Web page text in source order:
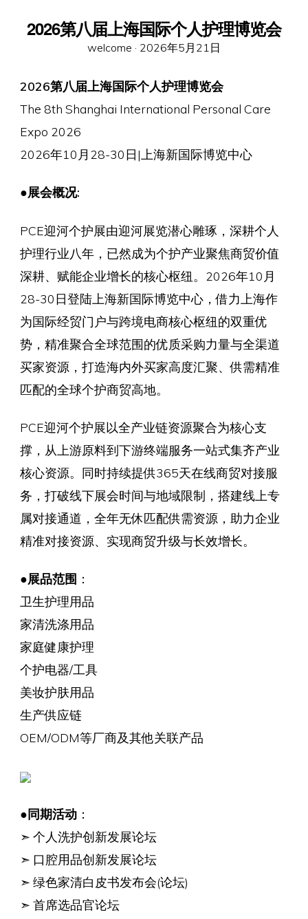
2026第八届上海国际个人护理博览会
welcome · Posted
2026年5月21日
2026第八届上海国际个人护理博览会
The 8th Shanghai International Personal Care
Expo 2026
2026年10月28-30日|上海新国际博览中心
●展会概况:
PCE迎河个护展由迎河展览潜心雕琢，深耕个人
护理行业八年，已然成为个护产业聚焦商贸价值
深耕、赋能企业增长的核心枢纽。2026年10月
28-30日登陆上海新国际博览中心，借力上海作
为国际经贸门户与跨境电商核心枢纽的双重优
势，精准聚合全球范围的优质采购力量与全渠道
买家资源，打造海内外买家高度汇聚、供需精准
匹配的全球个护商贸高地。
PCE迎河个护展以全产业链资源聚合为核心支
撑，从上游原料到下游终端服务一站式集齐产业
核心资源。同时持续提供365天在线商贸对接服
务，打破线下展会时间与地域限制，搭建线上专
属对接通道，全年无休匹配供需资源，助力企业
精准对接资源、实现商贸升级与长效增长。
●展品范围 ：
卫生护理用品
家清洗涤用品
家庭健康护理
个护电器/工具
美妆护肤用品
生产供应链
OEM/ODM等厂商及其他关联产品
●同期活动：
➣ 个人洗护创新发展论坛
➣ 口腔用品创新发展论坛
➣ 绿色家清白皮书发布会(论坛)
➣ 首席选品官论坛